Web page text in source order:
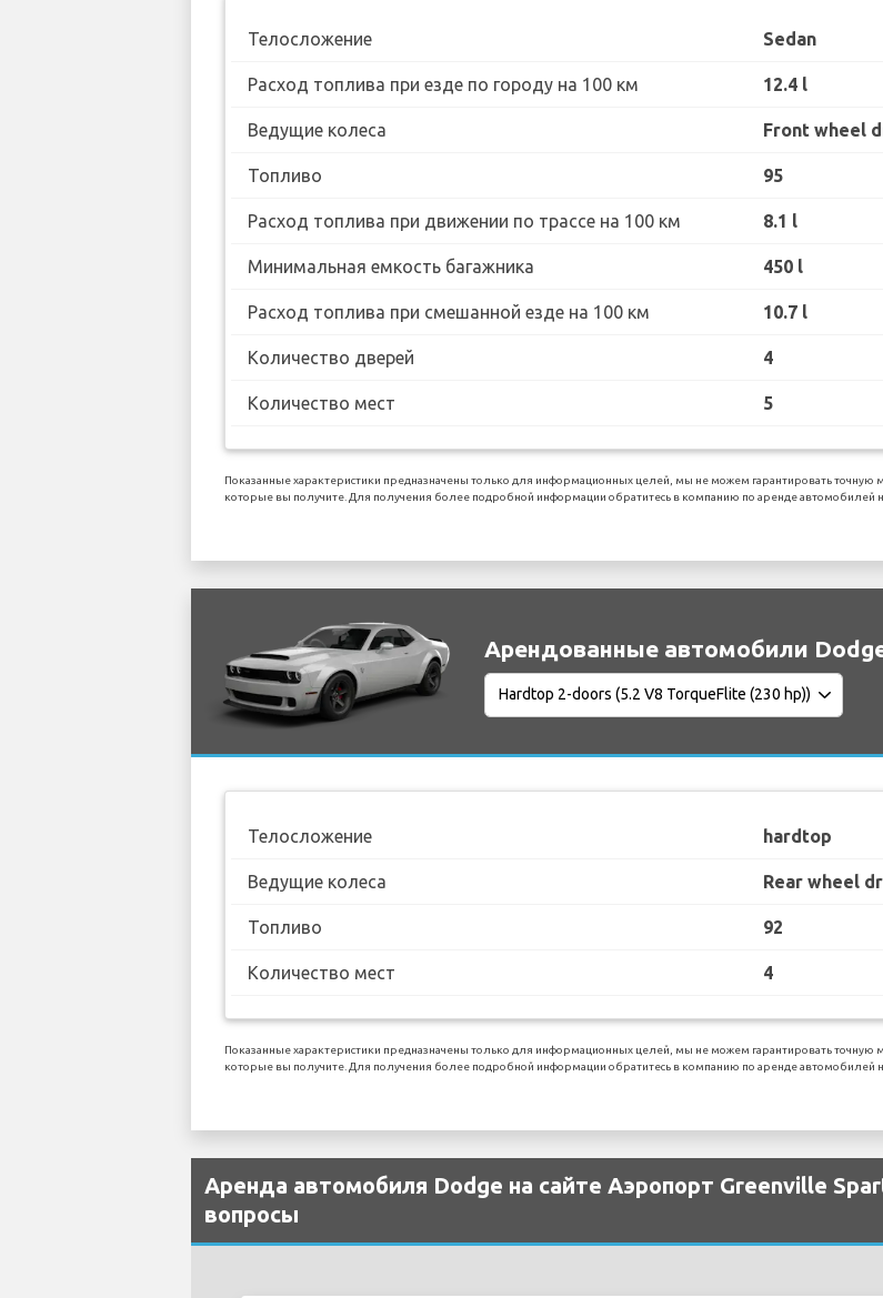
Телосложение Sedan
Расход топлива при езде по городу на 100 км 12.4 l
Ведущие колеса Front wheel
Топливо 95
Расход топлива при движении по трассе на 100 км 8.1 l
Минимальная емкость багажника 450 l
Расход топлива при смешанной езде на 100 км 10.7 l
Количество дверей 4
Количество мест 5
Показанные характеристики предназначены только для информационных целей, мы не можем гарантировать точную
которые вы получите. Для получения более подробной информации обратитесь в компанию по аренде автомобилей
Арендованные автомобили
Телосложение hardtop
Ведущие колеса Rear wheel
Топливо 92
Количество мест 4
Показанные характеристики предназначены только для информационных целей, мы не можем гарантировать точную
которые вы получите. Для получения более подробной информации обратитесь в компанию по аренде автомобилей
Аренда автомобиля Dodge на сайте Аэропорт Greenville
вопросы